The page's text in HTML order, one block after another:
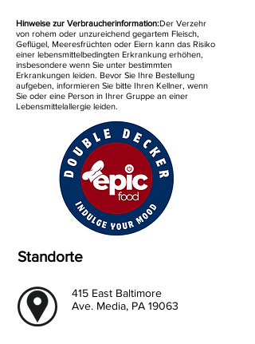
Hinweise zur Verbraucherinformation:Der Verzehr
von rohem oder unzureichend gegartem Fleisch,
Geflügel, Meeresfrüchten oder Eiern kann das Risiko
einer lebensmittelbedingten Erkrankung erhöhen,
insbesondere wenn Sie unter bestimmten
Erkrankungen leiden. Bevor Sie Ihre Bestellung
aufgeben, informieren Sie bitte Ihren Kellner, wenn
Sie oder eine Person in Ihrer Gruppe an einer
Lebensmittelallergie leiden.
Standorte
415 East Baltimore
Ave. Media, PA 19063